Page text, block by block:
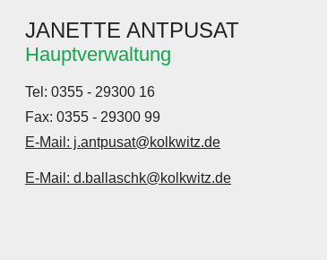
JANETTE ANTPUSAT
Hauptverwaltung
Tel: 0355 - 29300 16
Fax: 0355 - 29300 99
E-Mail: j.antpusat@kolkwitz.de
E-Mail: d.ballaschk@kolkwitz.de